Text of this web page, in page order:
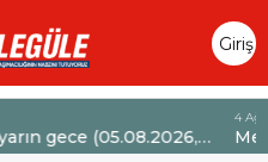
Giriş
Yap
Mercedes-Benz Türk’ten